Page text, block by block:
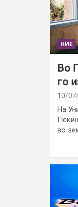
НИЕ
Во
го
10/
На
во